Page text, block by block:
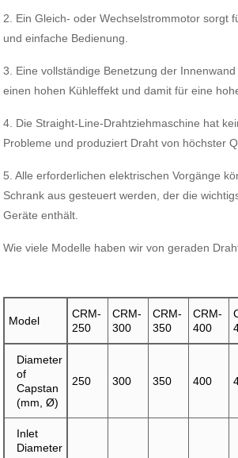
2. Ein Gleich- oder Wechselstrommotor sorgt
und einfache Bedienung.
3. Eine vollständige Benetzung der
einen hohen Kühleffekt und damit für eine
4. Die Straight-Line-Drahtziehmaschine hat
Probleme und produziert Draht von höchster
5. Alle erforderlichen elektrischen Vorgänge
Schrank aus gesteuert werden, der die
Geräte enthält.
Wie viele Modelle haben wir von geraden
Model
CRM-
250
CRM-
300
CRM-
350
CRM-
400
Diameter
of
Capstan
(mm, Ø)
250 300 350 400
Inlet
Diameter